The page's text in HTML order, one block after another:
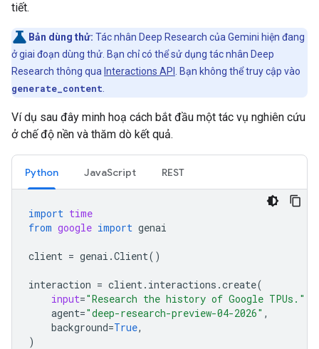
tiết.
Bản dùng thử: Tác nhân Deep Research của Gemini hiện đang
ở giai đoạn dùng thử. Bạn chỉ có thể sử dụng tác nhân Deep
Research thông qua Interactions API
. Bạn không thể truy cập vào
generate_content
Ví dụ sau đây minh hoạ cách bắt đầu một tác vụ nghiên cứu
ở chế độ nền và thăm dò kết quả.
Python JavaScript REST
import time
from google import genai
client = genai .Client()
interaction = client. interactions .create(
input="Research the history of Google TPUs."
agent="deep-research-preview-04-2026" ,
background=True,
)